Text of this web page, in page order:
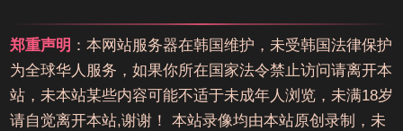
郑重声明 ：本网站服务器在韩国维护，未受韩国法律保护
为全球华人服务，如果你所在国家法令禁止访问请离开本
站，未本站某些内容可能不适于未成年人浏览，未满18岁
请自觉离开本站,谢谢！ 本站录像均由本站原创录制，未